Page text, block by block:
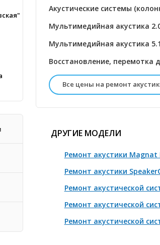
Акустические системы
Мультимедийная акустика
Мультимедийная акустика 5.1
Восстановление, перемотка
Все цены на ремонт
Профессинальные колонки
ДРУГИЕ МОДЕЛИ
Ремонт акустики Magnat
Ремонт акустики
Ремонт акустической
Ремонт акустической
Ремонт акустической